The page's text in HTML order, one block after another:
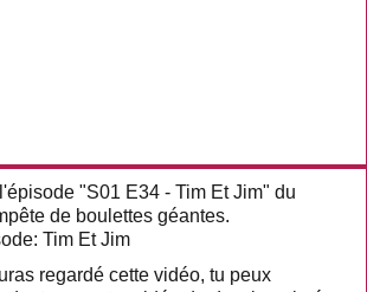
"S01 E34 - Tim Et Jim" du
de boulettes géantes.
Tim Et Jim
regardé cette vidéo, tu peux